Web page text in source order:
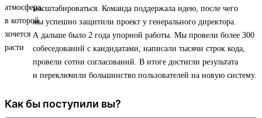
масштабироваться. Команда поддержала идею, после чего
мы успешно защитили проект у генерального директора.
А дальше было 2 года упорной работы. Мы провели более 300
собеседований с кандидатами, написали тысячи строк кода,
провели сотни согласований. В итоге достигли результата
и переключили большинство пользователей на новую систему.
Как бы поступили вы?